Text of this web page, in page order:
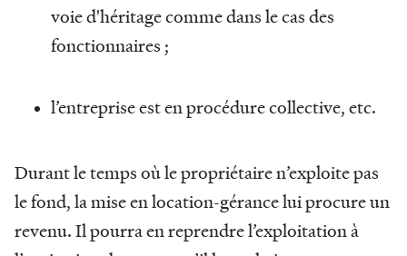
voie d'héritage comme dans le cas des
fonctionnaires ;
l’entreprise est en procédure collective, etc.
Durant le temps où le propriétaire n’exploite pas
le fond, la mise en location-gérance lui procure un
revenu. Il pourra en reprendre l’exploitation à